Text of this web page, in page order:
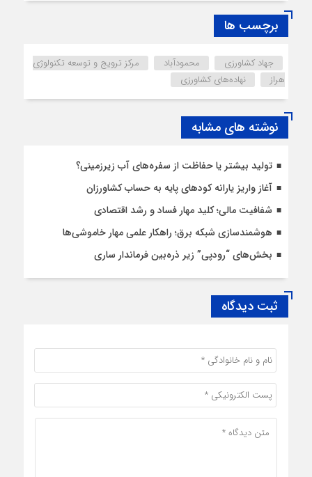
برچسب ها
جهاد کشاورزی محمودآباد
مرکز ترویج و توسعه تکنولوژی
هراز
نهاده‌های کشاورزی
نوشته های مشابه
تولید بیشتر یا حفاظت از سفره‌های آب زیرزمینی؟
آغاز واریز یارانه کودهای پایه به حساب کشاورزان
شفافیت مالی؛ کلید مهار فساد و رشد اقتصادی
هوشمندسازی شبکه برق؛ راهکار علمی مهار خاموشی‌ها
بخش‌های “رودپی” زیر ذره‌بین فرماندار ساری
ثبت دیدگاه